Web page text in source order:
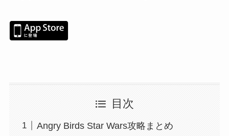
目次
Angry Birds Star Wars攻略まとめ